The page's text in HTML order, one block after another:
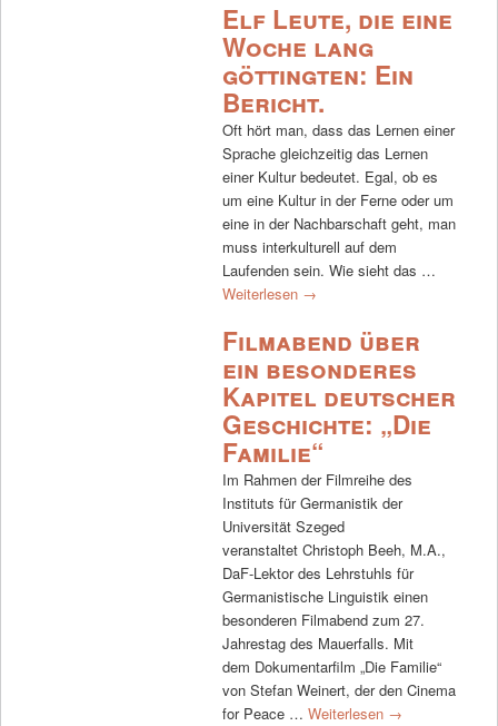
Elf Leute, die eine
Woche lang
göttingten: Ein
Bericht.
Oft hört man, dass das Lernen einer
Sprache gleichzeitig das Lernen
einer Kultur bedeutet. Egal, ob es
um eine Kultur in der Ferne oder um
eine in der Nachbarschaft geht, man
muss interkulturell auf dem
Laufenden sein. Wie sieht das …
Weiterlesen →
Filmabend über
ein besonderes
Kapitel deutscher
Geschichte: „Die
Familie“
Im Rahmen der Filmreihe des
Instituts für Germanistik der
Universität Szeged
veranstaltet Christoph Beeh, M.A.,
DaF-Lektor des Lehrstuhls für
Germanistische Linguistik einen
besonderen Filmabend zum 27.
Jahrestag des Mauerfalls. Mit
dem Dokumentarfilm „Die Familie“
von Stefan Weinert, der den Cinema
for Peace … Weiterlesen →